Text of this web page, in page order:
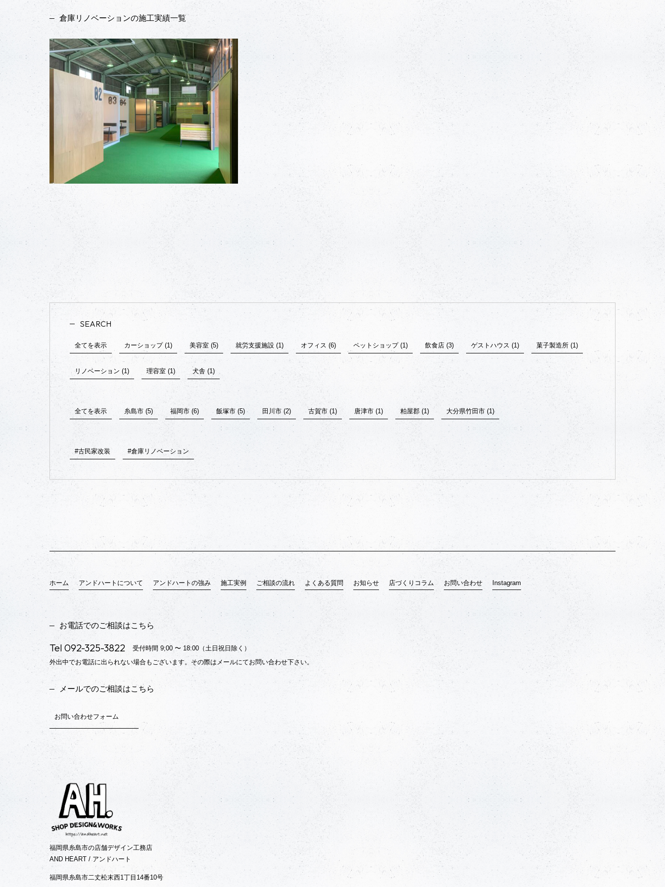
倉庫リノベーションの施工実績一覧
SEARCH
全てを表示 カーショップ (1) 美容室 (5) 就労支援施設 (1) オフィス (6) ペットショップ (1) 飲食店 (3) ゲストハウス (1) 菓子製造所 (1)
リノベーション (1) 理容室 (1) 犬舎 (1)
全てを表示 糸島市 (5) 福岡市 (6) 飯塚市 (5) 田川市 (2) 古賀市 (1) 唐津市 (1) 粕屋郡 (1) 大分県竹田市 (1)
#古民家改装 #倉庫リノベーション
ホーム アンドハートについて アンドハートの強み 施工実例 ご相談の流れ よくある質問 お知らせ 店づくりコラム お問い合わせ Instagram
お電話でのご相談はこちら
Tel 092-325-3822
受付時間 9;00 〜 18:00（土日祝日除く）
外出中でお電話に出られない場合もございます。その際はメールにてお問い合わせ下さい。
メールでのご相談はこちら
お問い合わせフォーム
福岡県糸島市の店舗デザイン工務店
AND HEART / アンドハート
福岡県糸島市二丈松末西1丁目14番10号